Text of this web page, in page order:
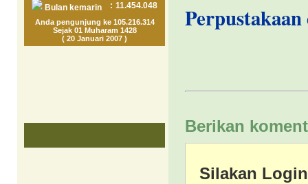
Bulan kemarin
: 11.454.048
Anda pengunjung ke 105.216.314
Sejak 01 Muharam 1428
( 20 Januari 2007 )
Berikan
Silakan